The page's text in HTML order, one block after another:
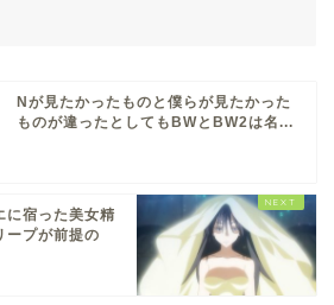
Nが見たかったものと僕らが見たかった
ものが違ったとしてもBWとBW2は名...
に宿った美女精
プが前提の